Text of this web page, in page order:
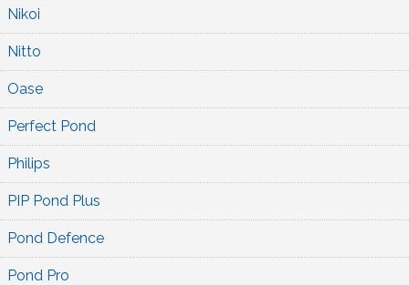
Nikoi
Nitto
Oase
Perfect Pond
Philips
PIP Pond Plus
Pond Defence
Pond Pro